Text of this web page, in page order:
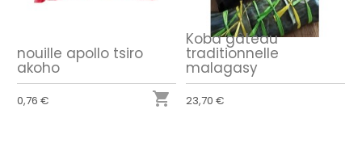
nouille apollo tsiro
akoho
0,76 € 
Koba gâteau
traditionnelle
malagasy
23,70 €